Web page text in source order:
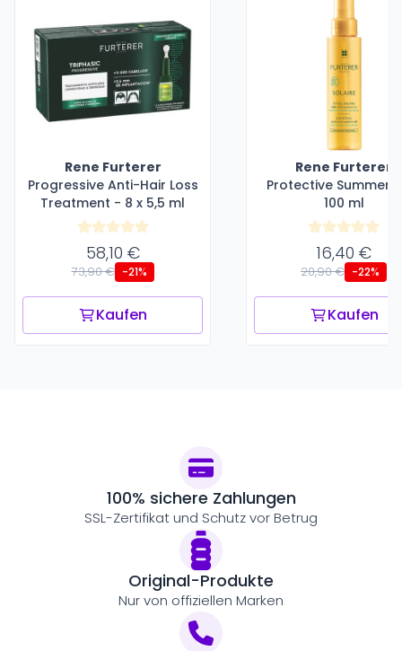
Rene Furterer
Progressive Anti-Hair Loss
Treatment - 8 x 5,5 ml
58,10 €
73,90 € -21%
Kaufen
Rene Furterer
Protective Summer
100 ml
16,40 €
20,90 € -22%
Kaufen
100% sichere Zahlungen
SSL-Zertifikat und Schutz vor Betrug
Original-Produkte
Nur von offiziellen Marken